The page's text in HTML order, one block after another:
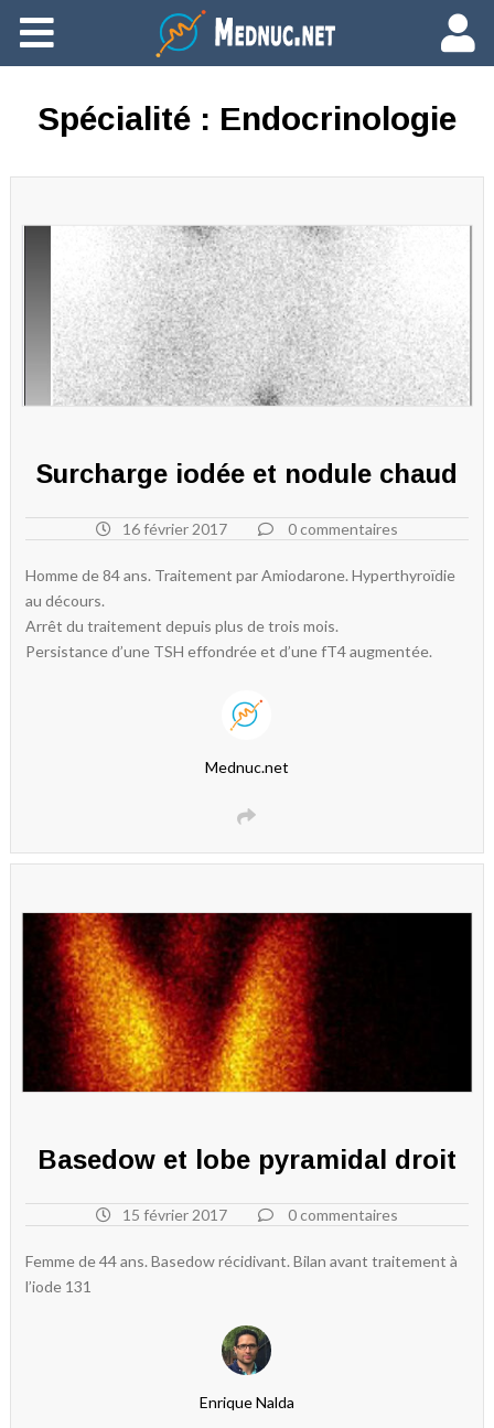
Ajouter du contenu
Spécialité : Endocrinologie
Surcharge iodée et nodule chaud
16 février 2017 0 commentaires
Homme de 84 ans. Traitement par Amiodarone. Hyperthyroïdie
au décours.
Arrêt du traitement depuis plus de trois mois.
Persistance d’une TSH effondrée et d’une fT4 augmentée.
Mednuc.net
Basedow et lobe pyramidal droit
15 février 2017 0 commentaires
Femme de 44 ans. Basedow récidivant. Bilan avant traitement à
l’iode 131
Enrique Nalda